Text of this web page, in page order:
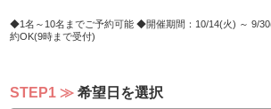
・10種類以上のフリードリンク
リンクを豊富にご用意。出来立てメイン
1名～10名までご予約可能 開催期間：10/14(火) ～ 9/
約OK(9時まで受付)
STEP1 希望日を選択